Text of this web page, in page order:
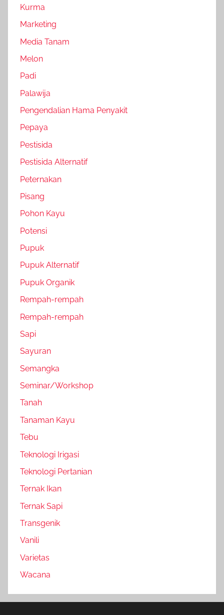
Kurma
Marketing
Media Tanam
Melon
Padi
Palawija
Pengendalian Hama Penyakit
Pepaya
Pestisida
Pestisida Alternatif
Peternakan
Pisang
Pohon Kayu
Potensi
Pupuk
Pupuk Alternatif
Pupuk Organik
Rempah-rempah
Rempah-rempah
Sapi
Sayuran
Semangka
Seminar/Workshop
Tanah
Tanaman Kayu
Tebu
Teknologi Irigasi
Teknologi Pertanian
Ternak Ikan
Ternak Sapi
Transgenik
Vanili
Varietas
Wacana